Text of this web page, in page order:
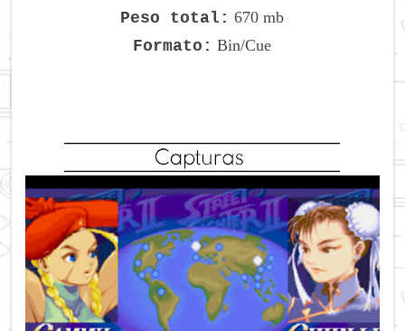
Peso total: 670 mb
Formato: Bin/Cue